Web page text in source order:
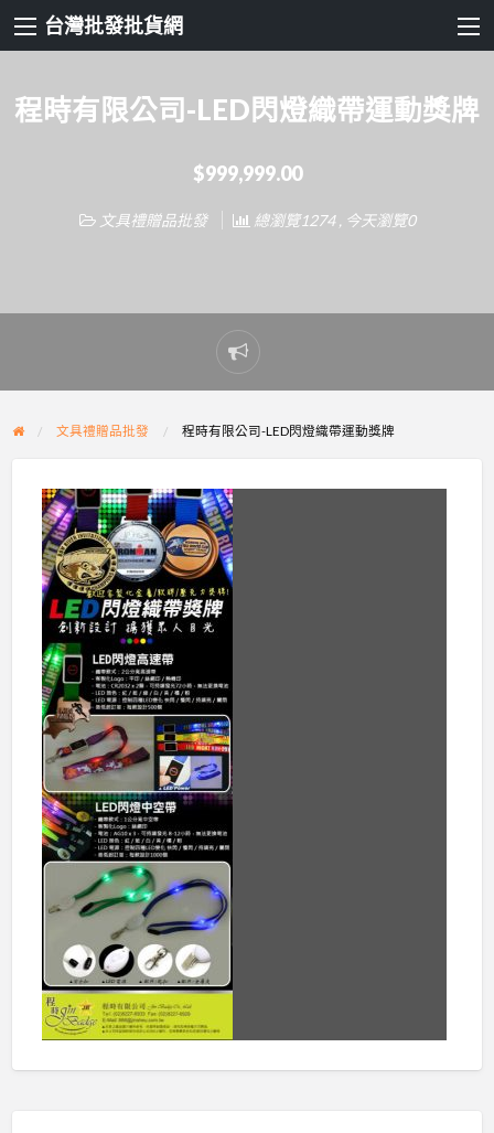
台灣批發批貨網
程時有限公司-LED閃燈織帶運動獎牌
$999,999.00
文具禮贈品批發 總瀏覽1274 , 今天瀏覽0
Report
problem
文具禮贈品批發 程時有限公司-LED閃燈織帶運動獎牌